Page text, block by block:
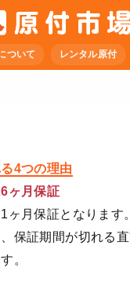
ついて レンタル原付
4つの理由
ヶ月保証
ヶ月保証となります
保証期間が切れる
。